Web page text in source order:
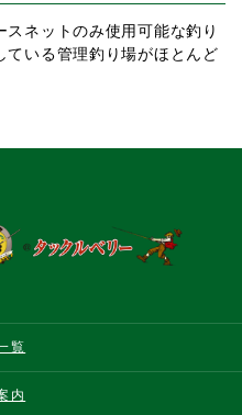
ネットのみ使用可能な釣り
ている管理釣り場がほとんど
覧
内